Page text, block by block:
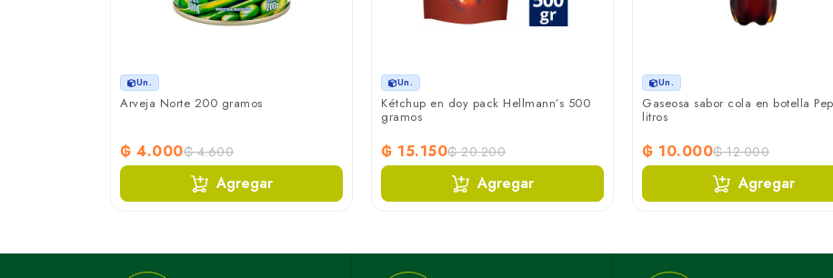
Un.
Arveja Norte 200 gramos
₲ 4.000₲ 4.600
Agregar
Un.
Kétchup en doy pack Hellmann’s 500
gramos
₲ 15.150₲ 20.200
Agregar
Un.
Gaseosa sabor cola en botella
litros
₲ 10.000₲ 12.000
Agregar